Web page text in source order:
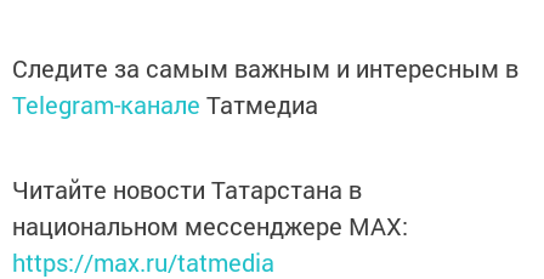
Следите за самым важным и интересным в
Telegram-канале Татмедиа
Читайте новости Татарстана в
национальном мессенджере MАХ:
https://max.ru/tatmedia